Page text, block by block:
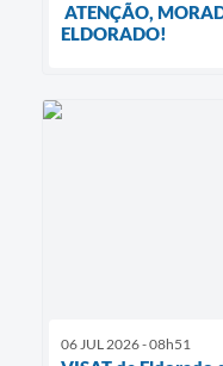
ATENÇÃO,
ELDORADO!
06 JUL 2026 - 08h51